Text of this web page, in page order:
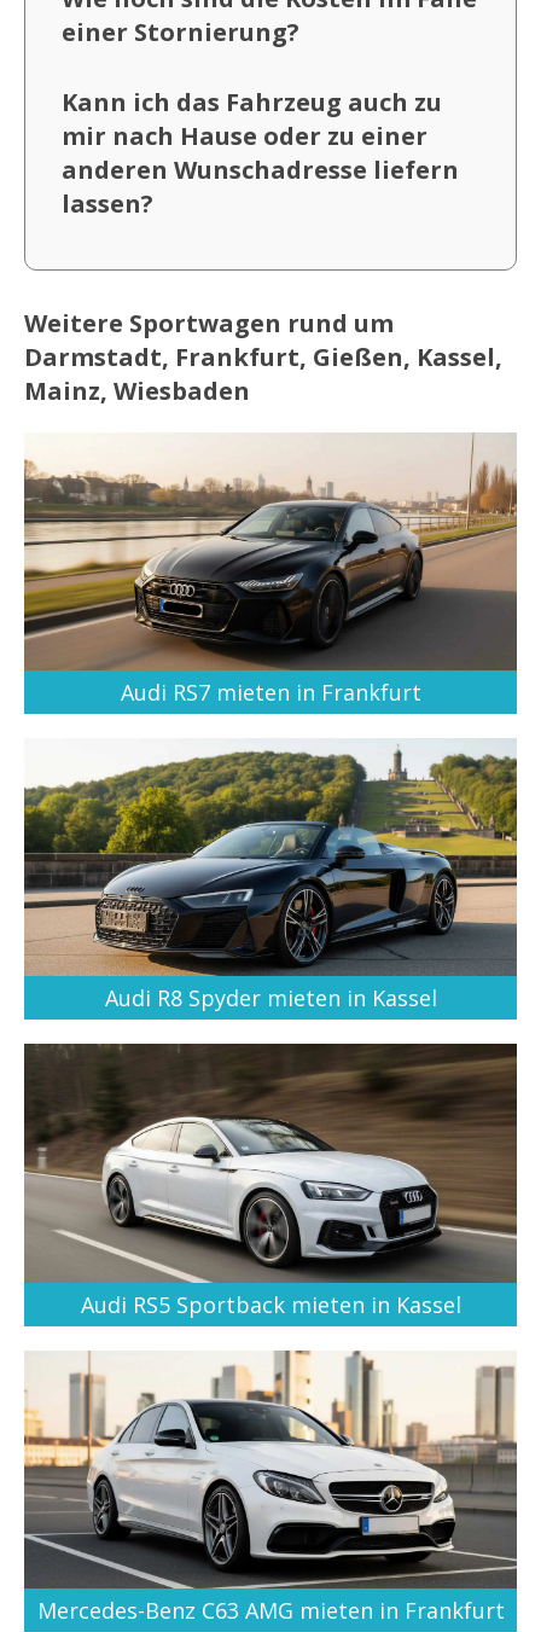
einer Stornierung?
Kann ich das Fahrzeug auch zu
mir nach Hause oder zu einer
anderen Wunschadresse liefern
lassen?
Weitere Sportwagen rund um
Darmstadt, Frankfurt, Gießen, Kassel,
Mainz, Wiesbaden
Audi RS7 mieten in Frankfurt
Audi R8 Spyder mieten in Kassel
Audi RS5 Sportback mieten in Kassel
Mercedes-Benz C63 AMG mieten in Frankfurt